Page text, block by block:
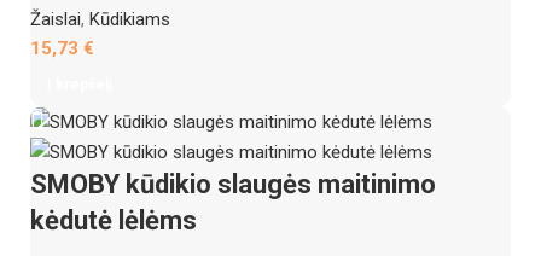
Žaislai, Kūdikiams
15,73 €
SMOBY kūdikio slaugės maitinimo
kėdutė lėlėms